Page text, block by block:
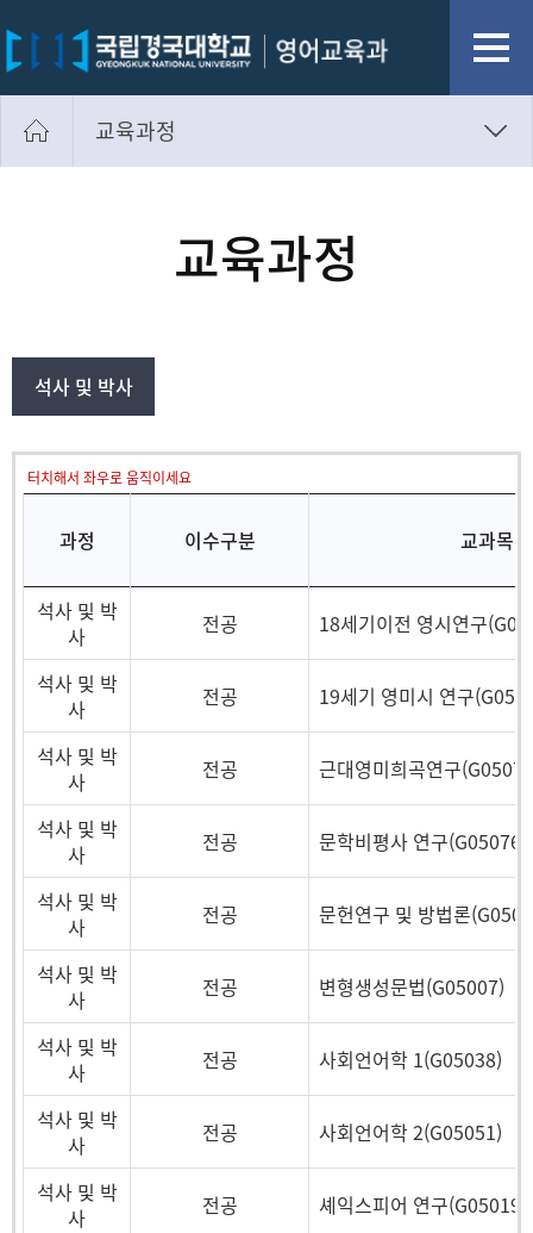
교육과정
일반대학원 자료실교육과정
석사 및 박사
터치해서 좌우로 움직이세요
과정 이수구분 교과목
석사 및 박
사
전공 18세기이전 영시연구
석사 및 박
사
전공 19세기 영미시 연구
석사 및 박
사
전공 근대영미희곡연구
석사 및 박
사
전공 문학비평사 연구(G05076)
석사 및 박
사
전공 문헌연구 및 방법론
석사 및 박
사
전공 변형생성문법(G05007)
석사 및 박
사
전공 사회언어학 1(G05038)
석사 및 박
사
전공 사회언어학 2(G05051)
석사 및 박
사
전공 셰익스피어 연구(G05019)